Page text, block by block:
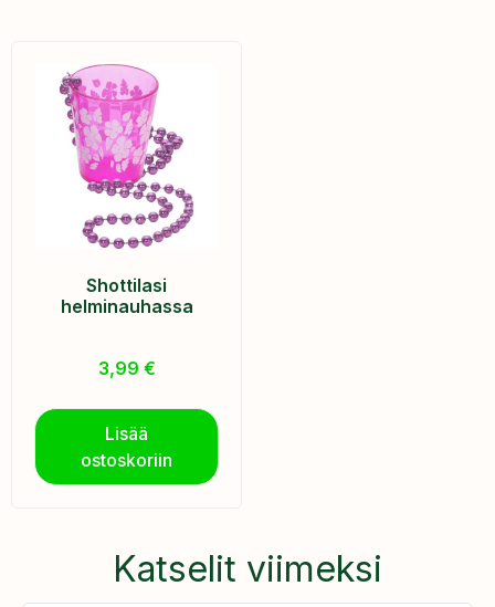
Shottilasi
helminauhassa
3,99 €
Lisää
ostoskoriin
Katselit viimeksi